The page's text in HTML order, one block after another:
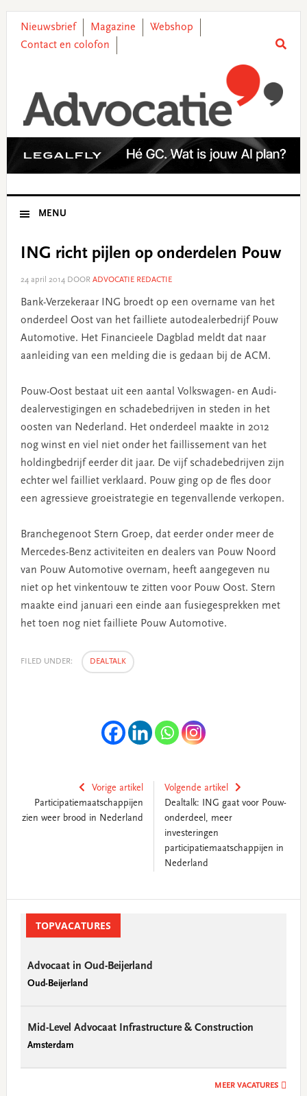
primary
main
primary
footer
Nieuwsbrief Magazine
Webshop
Contact en colofon
MENU
ING richt pijlen op onderdelen Pouw
24 april 2014DOOR ADVOCATIE REDACTIE
Bank-Verzekeraar ING broedt op een overname van het
onderdeel Oost van het failliete autodealerbedrijf Pouw
Automotive. Het Financieele Dagblad meldt dat naar
aanleiding van een melding die is gedaan bij de ACM.
Pouw-Oost bestaat uit een aantal Volkswagen- en Audi-
dealervestigingen en schadebedrijven in steden in het
oosten van Nederland. Het onderdeel maakte in 2012
nog winst en viel niet onder het faillissement van het
holdingbedrijf eerder dit jaar. De vijf schadebedrijven zijn
echter wel failliet verklaard. Pouw ging op de fles door
een agressieve groeistrategie en tegenvallende verkopen.
Branchegenoot Stern Groep, dat eerder onder meer de
Mercedes-Benz activiteiten en dealers van Pouw Noord
van Pouw Automotive overnam, heeft aangegeven nu
niet op het vinkentouw te zitten voor Pouw Oost. Stern
maakte eind januari een einde aan fusiegesprekken met
het toen nog niet failliete Pouw Automotive.
FILED UNDER: DEALTALK
Vorige artikel
Participatiemaatschappijen
zien weer brood in Nederland
Volgende artikel
Dealtalk: ING gaat voor Pouw-
onderdeel, meer
investeringen
participatiemaatschappijen in
Nederland
SidebarTOPVACATURES
Advocaat in Oud-Beijerland
Oud-Beijerland
Mid-Level Advocaat Infrastructure & Construction
Amsterdam
MEER VACATURES